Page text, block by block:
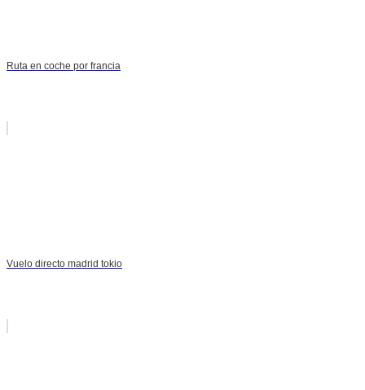
Ruta en coche por francia
Vuelo directo madrid tokio